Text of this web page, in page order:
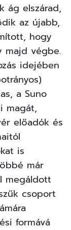
ág elszárad,
az újabb,
hogy
majd végbe.
idejében
a Suno
magát,
előadók és
is
már
megáldott
csoport
formává